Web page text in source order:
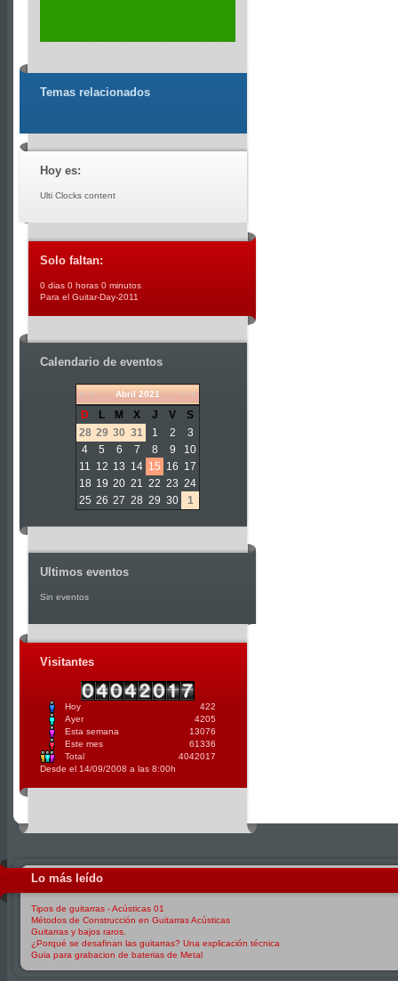
Temas relacionados
Hoy es:
Ulti Clocks content
Solo faltan:
0 dias 0 horas 0 minutos
Para el Guitar-Day-2011
Calendario de eventos
« < Abril 2021 > »
D L M X J V
S
28 29 30 31 1 2
3
4
5 6 7 8 9
10
11
12 13 14 15 16 17
18 19 20 21 22 23 24
25 26 27 28 29 30 1
Ultimos eventos
Sin eventos
Visitantes
Hoy
422
Ayer
4205
Esta semana
13076
Este mes
61336
Total
4042017
Desde el 14/09/2008 a las 8:00h
Lo más leído
Tipos de guitarras - Acústicas 01
Métodos de Construcción en Guitarras Acústicas
Guitarras y bajos raros.
¿Porqué se desafinan las guitarras? Una explicación técnica
Guia para grabacion de baterias de Metal